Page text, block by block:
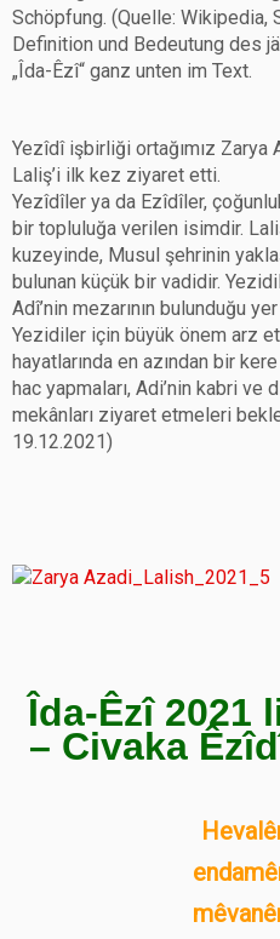
Schöpfung. (Quelle: Wikipedia,
Definition und Bedeutung des
„Îda-Êzî“ ganz unten im Text.
Yezîdî işbirliği ortağımız Zarya
Laliş’i ilk kez ziyaret etti.
Yezîdîler ya da Ezîdîler,
bir topluluğa verilen isimdir.
kuzeyinde, Musul şehrinin
bulunan küçük bir vadidir.
Adî’nin mezarının bulunduğu
Yezidiler için büyük önem arz
hayatlarında en azından bir
hac yapmaları, Adi’nin kabri ve
mekânları ziyaret etmeleri
19.12.2021)
Îda-Êzî 2021
– Civaka